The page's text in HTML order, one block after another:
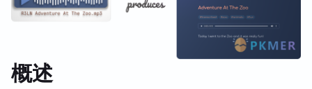
概述